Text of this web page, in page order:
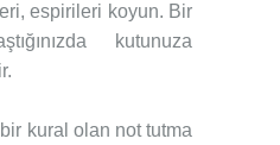
espirileri koyun. Bir
kutunuza
kural olan not tutma